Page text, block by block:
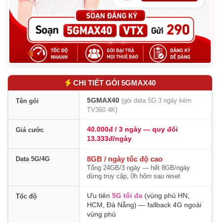
Cách đăng ký gói 5GMAX40
9. Kiểm tra dung lượng & hủy gói
10. Câu hỏi thường gặp
11. Kết luận & khuyến nghị
CHI TIẾT GÓI 5GMAX40
Tên gói 5GMAX40 (gói data 5G 3 ngày kèm
TV360 4K)
Giá cước
40.000đ / 3 ngày — quy đổi
13.333đ/ngày
Data 5G/4G 8GB / ngày tốc độ cao
Tổng 24GB/3 ngày — hết 8GB/ngày
dừng truy cập, 0h hôm sau reset
Tốc độ Ưu tiên 5G tối đa (vùng phủ HN,
HCM, Đà Nẵng) — fallback 4G ngoài
vùng phủ